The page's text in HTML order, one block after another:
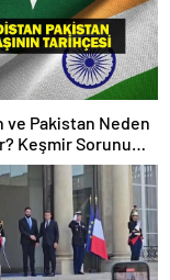
ve Pakistan Neden
Keşmir Sorunu
Savaş Başladı?
Pakistan
Tarihçesi!